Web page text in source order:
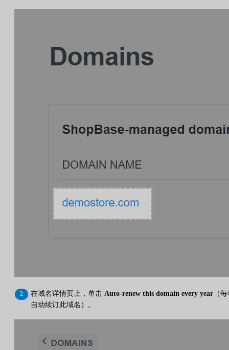
在域名详情页上，单击 Auto-renew this domain every year （
自动续订此域名）。